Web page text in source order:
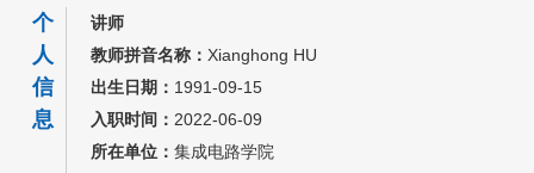
我的相册
教师博客
招生信息
个
人
信
息
讲师
教师拼音名称： Xianghong HU
出生日期： 1991-09-15
入职时间： 2022-06-09
所在单位： 集成电路学院